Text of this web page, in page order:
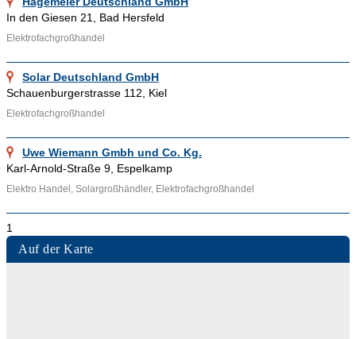
Elektrofachgroßhandelsgeschäfte aus Bielefeld, Nürnberg,
Bayreuth, Fellbach, Ahaus, Pforzheim, Köln, Berlin, München
und Neumünster eingetragen worden. Wenn Sie Ihr
Elektrofachgroßhandelsgeschäft ebenfalls über Adressennet
bewerben möchten, kontaktieren Sie uns doch einfach.
Elektrofachgroßhandel erfahren, kann man beispielsweise
beimVerbandder Elektrotechnik Elektronik Informationstechnik
e.V. (VDE).
In den Giesen 21, Bad Hersfeld
Elektrofachgroßhandel
Solar Deutschland GmbH
Schauenburgerstrasse 112, Kiel
Elektrofachgroßhandel
Uwe Wiemann Gmbh und Co. Kg.
Karl-Arnold-Straße 9, Espelkamp
Elektro Handel, Solargroßhändler, Elektrofachgroßhandel
1
Auf der Karte